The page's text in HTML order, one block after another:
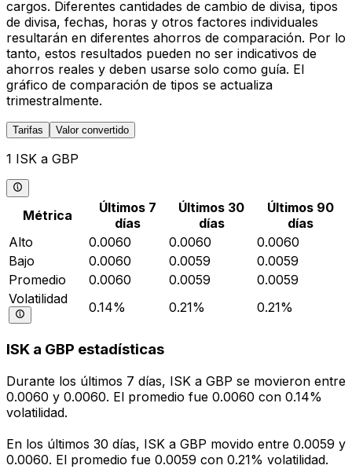
cargos. Diferentes cantidades de cambio de divisa, tipos
de divisa, fechas, horas y otros factores individuales
resultarán en diferentes ahorros de comparación. Por lo
tanto, estos resultados pueden no ser indicativos de
ahorros reales y deben usarse solo como guía. El
gráfico de comparación de tipos se actualiza
trimestralmente.
Tarifas Valor convertido
1 ISK a GBP
Métrica
Últimos 7
días
Últimos 30
días
Últimos 90
días
Alto
0.0060 0.0060
0.0060
Bajo
0.0060 0.0059
0.0059
Promedio
0.0060 0.0059
0.0059
Volatilidad
0.14% 0.21% 0.21%
ISK a GBP estadísticas
Durante los últimos 7 días, ISK a GBP se movieron entre
0.0060 y 0.0060. El promedio fue 0.0060 con 0.14%
volatilidad.
En los últimos 30 días, ISK a GBP movido entre 0.0059 y
0.0060. El promedio fue 0.0059 con 0.21% volatilidad.